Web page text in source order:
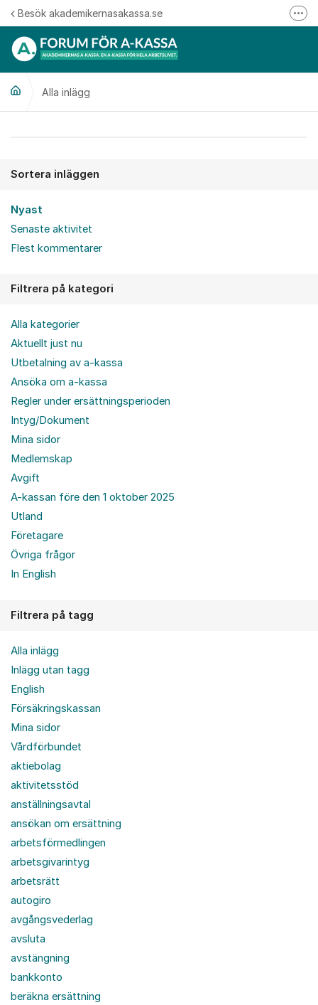
Hoppa till innehåll
Besök akademikernasakassa.se
Alla inlägg
Sortera inläggen
Nyast
Senaste aktivitet
Flest kommentarer
Filtrera på kategori
Alla kategorier
Aktuellt just nu
Utbetalning av a-kassa
Ansöka om a-kassa
Regler under ersättningsperioden
Intyg/Dokument
Mina sidor
Medlemskap
Avgift
A-kassan före den 1 oktober 2025
Utland
Företagare
Övriga frågor
In English
Filtrera på tagg
Alla inlägg
Inlägg utan tagg
English
Försäkringskassan
Mina sidor
Vårdförbundet
aktiebolag
aktivitetsstöd
anställningsavtal
ansökan om ersättning
arbetsförmedlingen
arbetsgivarintyg
arbetsrätt
autogiro
avgångsvederlag
avsluta
avstängning
bankkonto
beräkna ersättning